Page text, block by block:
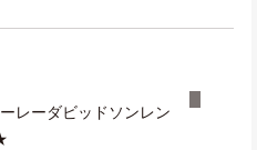
レーダビッドソンレン